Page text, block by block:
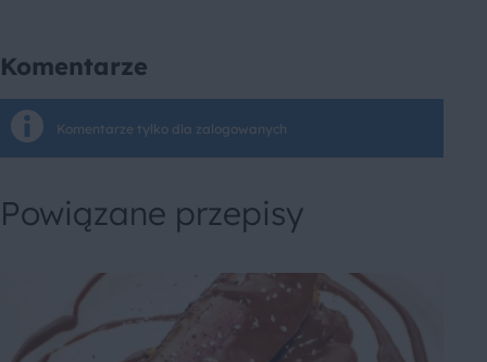
Komentarze
Komentarze tylko dla zalogowanych
Powiązane przepisy